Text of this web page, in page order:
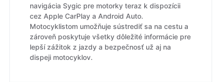
navigácia Sygic pre motorky teraz k dispozícii
cez Apple CarPlay a Android Auto.
Motocyklistom umožňuje sústrediť sa na cestu a
zároveň poskytuje všetky dôležité informácie pre
lepší zážitok z jazdy a bezpečnosť už aj na
dispeji motocyklov.